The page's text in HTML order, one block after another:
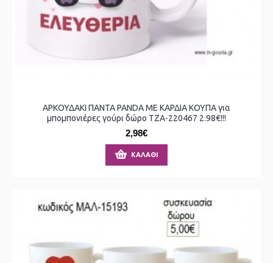
ΑΡΚΟΥΔΑΚΙ ΠΑΝΤΑ PANDA ΜΕ ΚΑΡΔΙΑ ΚΟΥΠΑ για
μπομπονιέρες γούρι δώρο ΤΖΑ-220467 2.98€!!!
2,98€
ΚΑΛΆΘΙ